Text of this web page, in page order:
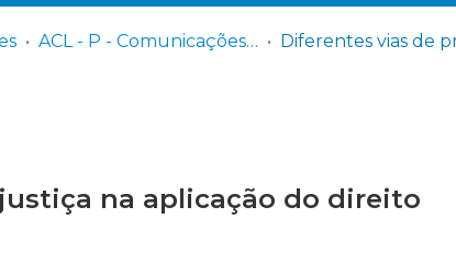
ACL - P - Comunicações da Classe de Letras
na aplicação do direito